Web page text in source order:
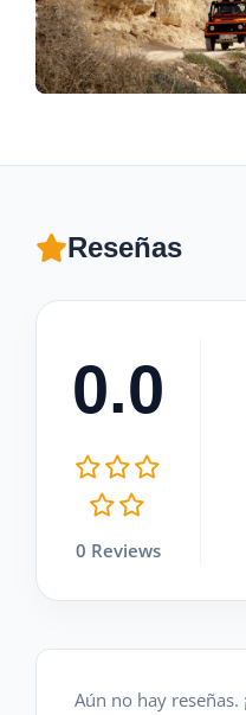
Reseñas
0.0
0 Reviews
Aún no hay reseñas.